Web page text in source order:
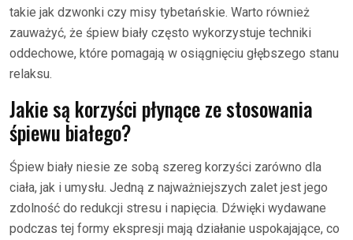
takie jak dzwonki czy misy tybetańskie. Warto również
zauważyć, że śpiew biały często wykorzystuje techniki
oddechowe, które pomagają w osiągnięciu głębszego stanu
relaksu.
Jakie są korzyści płynące ze stosowania
śpiewu białego?
Śpiew biały niesie ze sobą szereg korzyści zarówno dla
ciała, jak i umysłu. Jedną z najważniejszych zalet jest jego
zdolność do redukcji stresu i napięcia. Dźwięki wydawane
podczas tej formy ekspresji mają działanie uspokajające, co